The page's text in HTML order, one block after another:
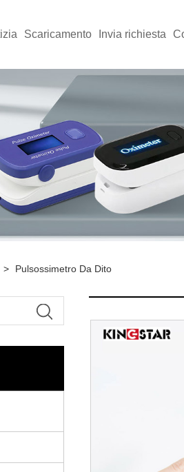
Scaricamento Invia richiesta
> Pulsossimetro Da Dito